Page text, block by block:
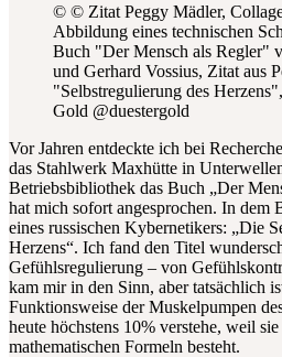
© © Zitat Peggy Mädler,
Abbildung eines technischen
Buch "Der Mensch als Regler"
und Gerhard Vossius, Zitat aus
"Selbstregulierung des
Gold @duestergold
Vor Jahren entdeckte ich bei
das Stahlwerk Maxhütte in
Betriebsbibliothek das Buch „Der
hat mich sofort angesprochen. In dem
eines russischen Kybernetikers: „Die
Herzens“. Ich fand den Titel
Gefühlsregulierung – von
kam mir in den Sinn, aber tatsächlich
Funktionsweise der Muskelpumpen
heute höchstens 10% verstehe, weil
mathematischen Formeln besteht.